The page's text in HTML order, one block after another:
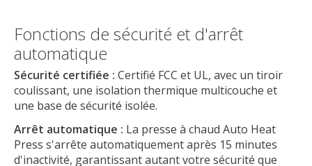
Fonctions de sécurité et d'arrêt
automatique
Sécurité certifiée : Certifié FCC et UL, avec un tiroir
coulissant, une isolation thermique multicouche et
une base de sécurité isolée.
Arrêt automatique : La presse à chaud Auto Heat
Press s'arrête automatiquement après 15 minutes
d'inactivité, garantissant autant votre sécurité que